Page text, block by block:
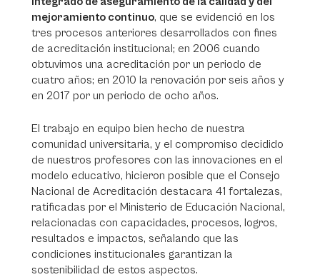
mejoramiento continuo, que se evidenció en los
tres procesos anteriores desarrollados con fines
de acreditación institucional; en 2006 cuando
obtuvimos una acreditación por un periodo de
cuatro años; en 2010 la renovación por seis años y
en 2017 por un periodo de ocho años.
El trabajo en equipo bien hecho de nuestra
comunidad universitaria, y el compromiso decidido
de nuestros profesores con las innovaciones en el
modelo educativo, hicieron posible que el Consejo
Nacional de Acreditación destacara 41 fortalezas,
ratificadas por el Ministerio de Educación Nacional,
relacionadas con capacidades, procesos, logros,
resultados e impactos, señalando que las
condiciones institucionales garantizan la
sostenibilidad de estos aspectos.